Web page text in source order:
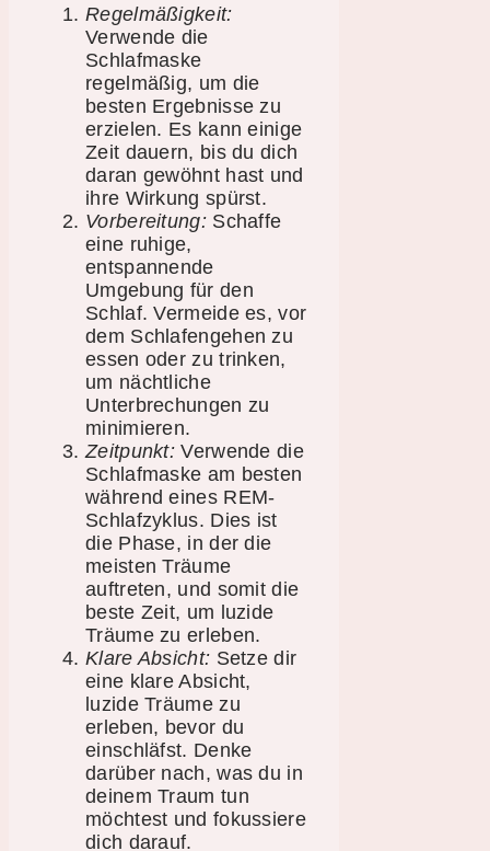
Regelmäßigkeit:
Verwende die
Schlafmaske
regelmäßig, um die
besten Ergebnisse zu
erzielen. Es kann einige
Zeit dauern, bis du dich
daran gewöhnt hast und
ihre Wirkung spürst.
Vorbereitung:Schaffe
eine ruhige,
entspannende
Umgebung für den
Schlaf. Vermeide es, vor
dem Schlafengehen zu
essen oder zu trinken,
um nächtliche
Unterbrechungen zu
minimieren.
Zeitpunkt: Verwende die
Schlafmaske am besten
während eines REM-
Schlafzyklus. Dies ist
die Phase, in der die
meisten Träume
auftreten, und somit die
beste Zeit, um luzide
Träume zu erleben.
Klare Absicht: Setze dir
eine klare Absicht,
luzide Träume zu
erleben, bevor du
einschläfst. Denke
darüber nach, was du in
deinem Traum tun
möchtest und fokussiere
dich darauf.